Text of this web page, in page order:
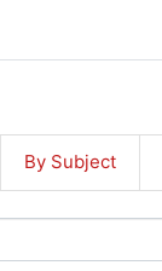
By Subject